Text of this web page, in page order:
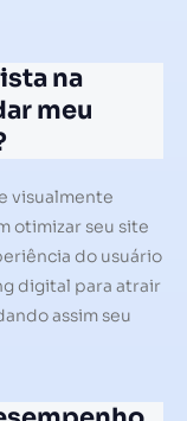
na
meu
visualmente
otimizar seu site
do usuário
digital para atrair
assim seu